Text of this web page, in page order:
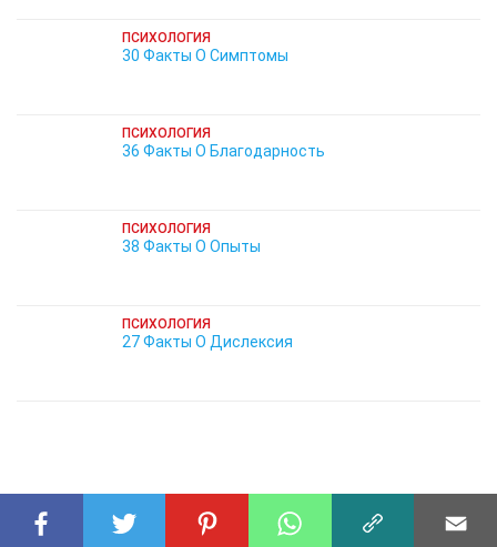
ПСИХОЛОГИЯ
30 Факты О Симптомы
ПСИХОЛОГИЯ
36 Факты О Благодарность
ПСИХОЛОГИЯ
38 Факты О Опыты
ПСИХОЛОГИЯ
27 Факты О Дислексия
СВЯЗАННЫЕ ФАКТЫ